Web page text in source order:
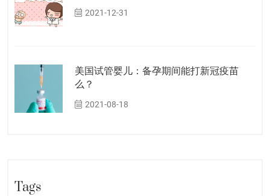
2021-12-31
美国试管婴儿：备孕期间能打新冠疫苗
么？
2021-08-18
Tags